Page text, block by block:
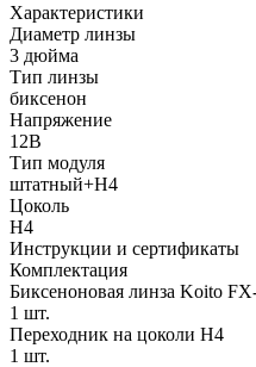
Характеристики
Диаметр линзы
3 дюйма
Тип линзы
биксенон
Напряжение
12В
Тип модуля
штатный+H4
Цоколь
H4
Инструкции и сертификаты
Комплектация
Биксеноновая линза Koito
1 шт.
Переходник на цоколи H4
1 шт.